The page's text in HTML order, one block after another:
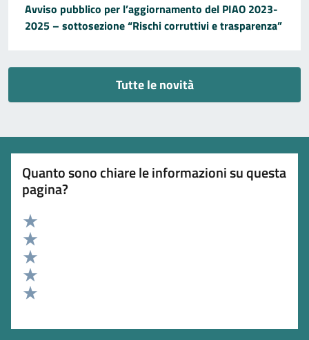
Avviso pubblico per l’aggiornamento del PIAO 2023-
2025 – sottosezione “Rischi corruttivi e trasparenza”
Tutte le novità
Quanto sono chiare le informazioni su questa
pagina?
Valuta 5 stelle su 5
Valuta 4 stelle su 5
Valuta 3 stelle su 5
Valuta 2 stelle su 5